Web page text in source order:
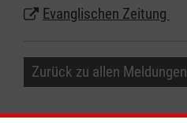
Evanglischen Zeitung
Zurück zu allen Meldungen